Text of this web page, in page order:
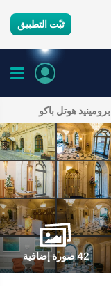
ثبّت التطبيق
برومينيد هوتل باكو
42 صورة إضافية